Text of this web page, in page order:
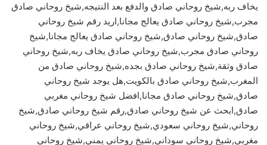
يخاف ربه,شيخ روحاني صادق والدفع بعد النتيجه,شيخ روحاني صادق
مجرب,شيخ روحاني صادق يعالج مجانا,اريد رقم شيخ روحاني
صادق,شيخ روحاني صادق,شيخ روحاني صادق يعالج مجانا,شيخ
روحاني صادق مجرب,شيخ روحاني صادق يخاف ربه,شيخ روحاني
صادق وثقة,شيخ روحاني صادق بجده,شيخ روحاني صادق من
المغرب,شيخ روحاني صادق بالكويت,هل يوجد شيخ روحاني
صادق,شيخ روحاني صادق مجانا,افضل شيخ روحاني مغربي
صادق,ابحث عن شيخ روحاني صادق,رقم شيخ روحاني صادق,شيخ
روحاني,شيخ روحاني سعودي,شيخ روحاني عراقي,شيخ روحاني
مغربي,شيخ روحاني سوداني,شيخ روحاني يمني,شيخ روحاني